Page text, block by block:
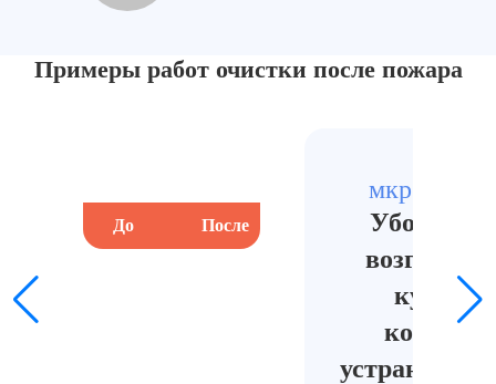
Примеры работ очистки после пожара
До После
мкр.
Уборка
кухне и
устранение